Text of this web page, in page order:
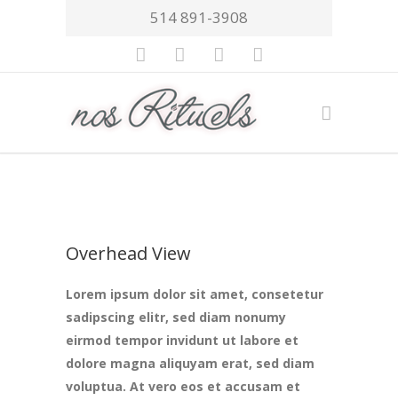
514 891-3908
Overhead View
Lorem ipsum dolor sit amet, consetetur
sadipscing elitr, sed diam nonumy
eirmod tempor invidunt ut labore et
dolore magna aliquyam erat, sed diam
voluptua. At vero eos et accusam et